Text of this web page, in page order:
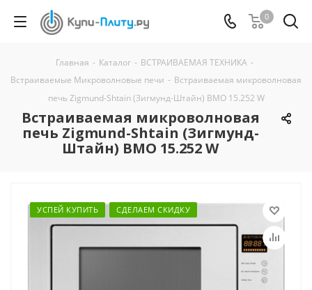
0
Главная - Каталог - ВСТРАИВАЕМАЯ ТЕХНИКА -
Встраиваемые Микроволновые печи - Встраиваемая микроволновая
печь Zigmund-Shtain (Зигмунд-Штайн) BMO 15.252 W
Встраиваемая микроволновая
печь Zigmund-Shtain (Зигмунд-
Штайн) BMO 15.252 W
УСПЕЙ КУПИТЬ СДЕЛАЕМ СКИДКУ